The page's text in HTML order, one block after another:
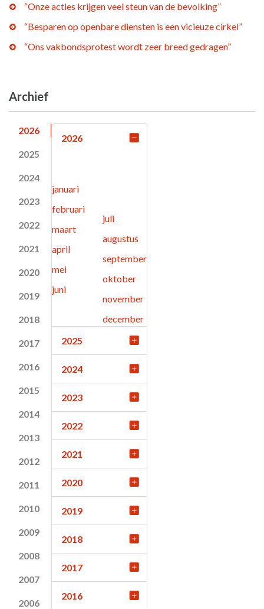
“Onze acties krijgen veel steun van de bevolking”
“Besparen op openbare diensten is een vicieuze cirkel”
“Ons vakbondsprotest wordt zeer breed gedragen”
Archief
2026
2025
2024
2023
2022
2021
2020
2019
2018
2017
2016
2015
2014
2013
2012
2011
2010
2009
2008
2007
2006
2026
januari
februari
maart
april
mei
juni
juli
augustus
september
oktober
november
december
2025
2024
2023
2022
2021
2020
2019
2018
2017
2016